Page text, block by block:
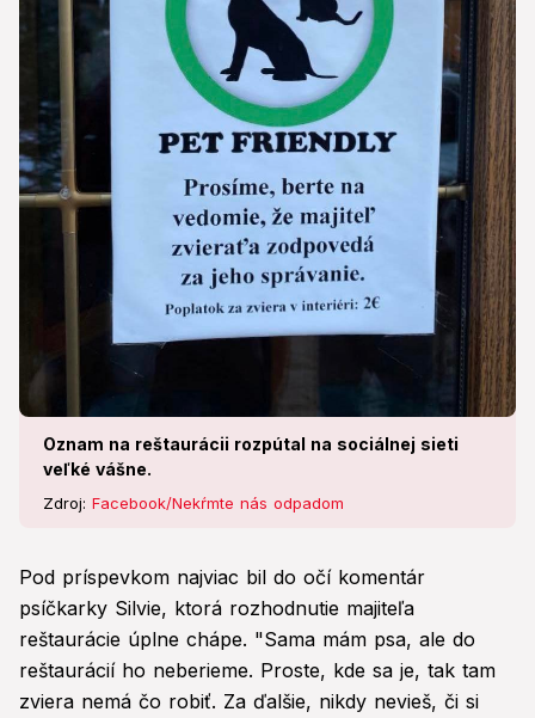
Oznam na reštaurácii rozpútal na sociálnej sieti
veľké vášne.
Zdroj: Facebook/Nekŕmte nás odpadom
Pod príspevkom najviac bil do očí komentár
psíčkarky Silvie, ktorá rozhodnutie majiteľa
reštaurácie úplne chápe. "Sama mám psa, ale do
reštaurácií ho neberieme. Proste, kde sa je, tak tam
zviera nemá čo robiť. Za ďalšie, nikdy nevieš, či si